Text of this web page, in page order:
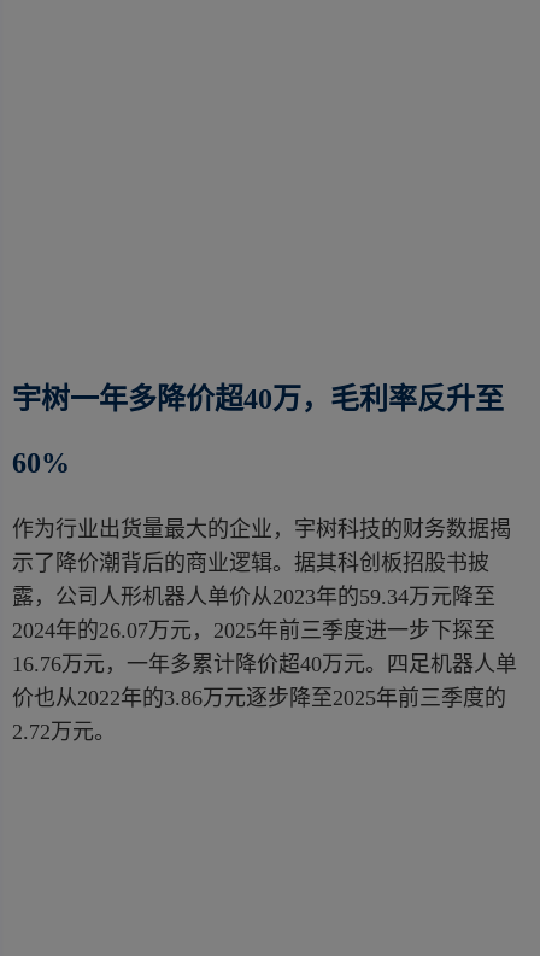
宇树一年多降价超40万，毛利率反升至
60%
作为行业出货量最大的企业，宇树科技的财务数据揭
示了降价潮背后的商业逻辑。据其科创板招股书披
露，公司人形机器人单价从2023年的59.34万元降至
2024年的26.07万元，2025年前三季度进一步下探至
16.76万元，一年多累计降价超40万元。四足机器人单
价也从2022年的3.86万元逐步降至2025年前三季度的
2.72万元。